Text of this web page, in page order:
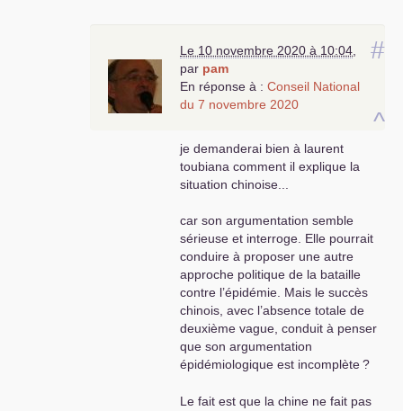
#
^
Le 10 novembre 2020 à 10:04
par pam
En réponse à : Conseil National
du 7 novembre 2020
je demanderai bien à laurent
toubiana comment il explique la
situation chinoise...
car son argumentation semble
sérieuse et interroge. Elle pourrait
conduire à proposer une autre
approche politique de la bataille
contre l’épidémie. Mais le succès
chinois, avec l’absence totale de
deuxième vague, conduit à penser
que son argumentation
épidémiologique est incomplète?
Le fait est que la chine ne fait pas